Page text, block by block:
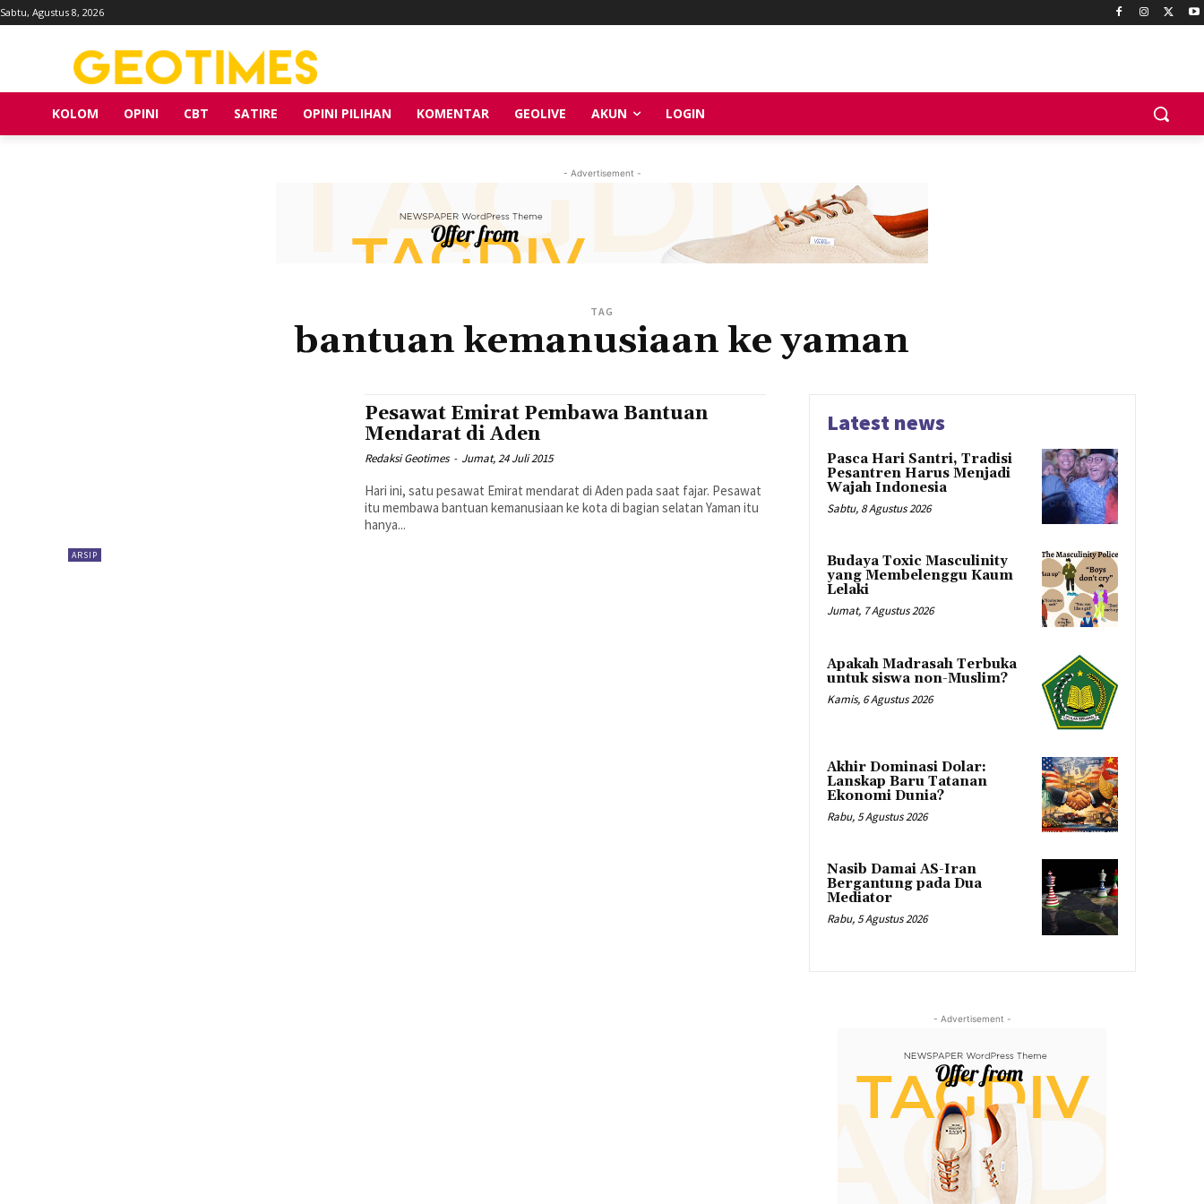
Sabtu, Agustus 8, 2026
KOLOM OPINI CBT SATIRE OPINI PILIHAN KOMENTAR GEOLIVE AKUN LOGIN
- Advertisement -
TAG
bantuan kemanusiaan ke yaman
ARSIP
Pesawat Emirat Pembawa Bantuan
Mendarat di Aden
Redaksi Geotimes - Jumat, 24 Juli 2015
Hari ini, satu pesawat Emirat mendarat di Aden pada saat fajar. Pesawat
itu membawa bantuan kemanusiaan ke kota di bagian selatan Yaman itu
hanya...
Latest news
Pasca Hari Santri, Tradisi
Pesantren Harus Menjadi
Wajah Indonesia
Sabtu, 8 Agustus 2026
Budaya Toxic Masculinity
yang Membelenggu Kaum
Lelaki
Jumat, 7 Agustus 2026
Apakah Madrasah Terbuka
untuk siswa non-Muslim?
Kamis, 6 Agustus 2026
Akhir Dominasi Dolar:
Lanskap Baru Tatanan
Ekonomi Dunia?
Rabu, 5 Agustus 2026
Nasib Damai AS-Iran
Bergantung pada Dua
Mediator
Rabu, 5 Agustus 2026
- Advertisement -